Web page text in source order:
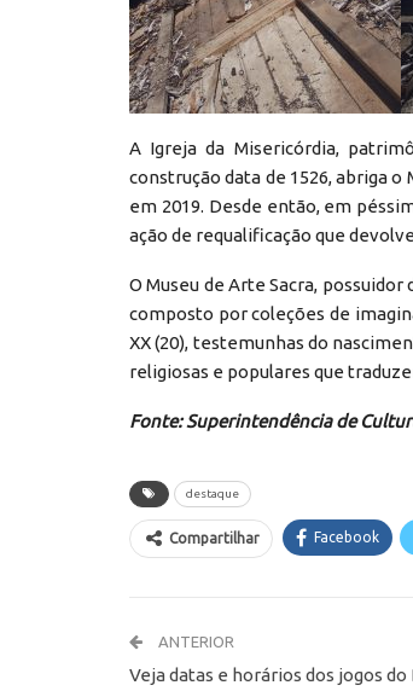
A Igreja da Misericórdia,
construção data de 1526, abriga
em 2019. Desde então, em
ação de requalificação que
O Museu de Arte Sacra,
composto por coleções de
XX (20), testemunhas do
religiosas e populares que
Fonte: Superintendência de
destaque
Compartilhar Facebook
ANTERIOR
Veja datas e horários dos jogos do